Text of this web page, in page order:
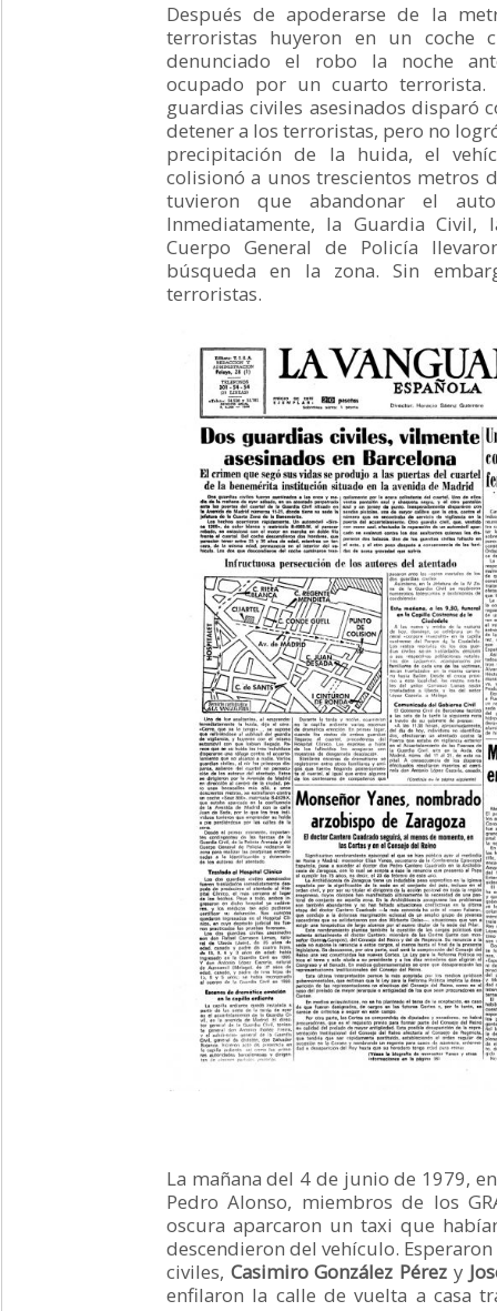
Después de apoderarse de la
terroristas huyeron en un coche
denunciado el robo la noche
ocupado por un cuarto terrorista.
guardias civiles asesinados disparó
detener a los terroristas, pero no
precipitación de la huida, el
colisionó a unos trescientos metros
tuvieron que abandonar el
Inmediatamente, la Guardia
Cuerpo General de Policía
búsqueda en la zona. Sin
terroristas.
La mañana del 4 de junio de 1979,
Pedro Alonso, miembros de los
oscura aparcaron un taxi que
descendieron del vehículo.
civiles, Casimiro González Pérez y
enfilaron la calle de vuelta a casa